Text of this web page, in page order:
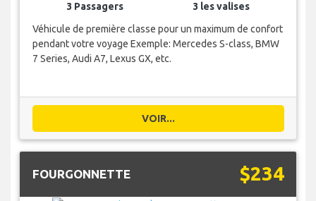
3 Passagers
3 les valises
Véhicule de première classe pour un maximum de confort
pendant votre voyage Exemple: Mercedes S-class, BMW
7 Series, Audi A7, Lexus GX, etc.
VOIR...
FOURGONNETTE $234